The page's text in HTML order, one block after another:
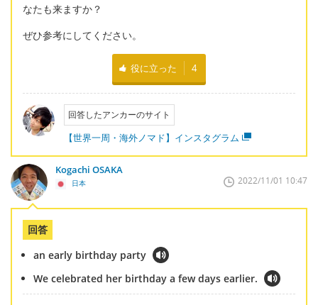
なたも来ますか？
ぜひ参考にしてください。
役に立った 4
回答したアンカーのサイト
【世界一周・海外ノマド】インスタグラム
Kogachi OSAKA
日本 2022/11/01 10:47
回答
an early birthday party
We celebrated her birthday a few days earlier.